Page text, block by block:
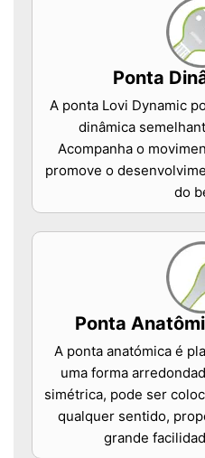
Ponta
A ponta Lovi Dynamic
dinâmica
Acompanha o
promove o
do
Ponta
A ponta anatómica é
uma forma
simétrica, pode ser
qualquer sentido,
grande